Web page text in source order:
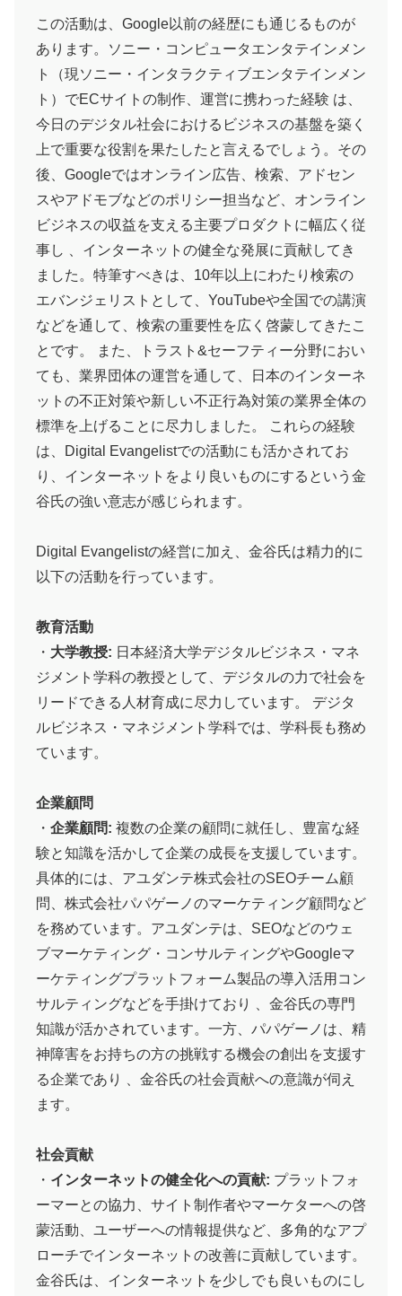
この活動は、Google以前の経歴にも通じるものが
あります。ソニー・コンピュータエンタテインメン
ト（現ソニー・インタラクティブエンタテインメン
ト）でECサイトの制作、運営に携わった経験 は、
今日のデジタル社会におけるビジネスの基盤を築く
上で重要な役割を果たしたと言えるでしょう。その
後、Googleではオンライン広告、検索、アドセン
スやアドモブなどのポリシー担当など、オンライン
ビジネスの収益を支える主要プロダクトに幅広く従
事し 、インターネットの健全な発展に貢献してき
ました。特筆すべきは、10年以上にわたり検索の
エバンジェリストとして、YouTubeや全国での講演
などを通して、検索の重要性を広く啓蒙してきたこ
とです。 また、トラスト&セーフティー分野におい
ても、業界団体の運営を通して、日本のインターネ
ットの不正対策や新しい不正行為対策の業界全体の
標準を上げることに尽力しました。 これらの経験
は、Digital Evangelistでの活動にも活かされてお
り、インターネットをより良いものにするという金
谷氏の強い意志が感じられます。
Digital Evangelistの経営に加え、金谷氏は精力的に
以下の活動を行っています。
教育活動
・ 大学教授: 日本経済大学デジタルビジネス・マネ
ジメント学科の教授として、デジタルの力で社会を
リードできる人材育成に尽力しています。 デジタ
ルビジネス・マネジメント学科では、学科長も務め
ています。
企業顧問
・ 企業顧問: 複数の企業の顧問に就任し、豊富な経
験と知識を活かして企業の成長を支援しています。
具体的には、アユダンテ株式会社のSEOチーム顧
問、株式会社パパゲーノのマーケティング顧問など
を務めています。アユダンテは、SEOなどのウェ
ブマーケティング・コンサルティングやGoogleマ
ーケティングプラットフォーム製品の導入活用コン
サルティングなどを手掛けており 、金谷氏の専門
知識が活かされています。一方、パパゲーノは、精
神障害をお持ちの方の挑戦する機会の創出を支援す
る企業であり 、金谷氏の社会貢献への意識が伺え
ます。
社会貢献
・ インターネットの健全化への貢献: プラットフォ
ーマーとの協力、サイト制作者やマーケターへの啓
蒙活動、ユーザーへの情報提供など、多角的なアプ
ローチでインターネットの改善に貢献しています。
金谷氏は、インターネットを少しでも良いものにし